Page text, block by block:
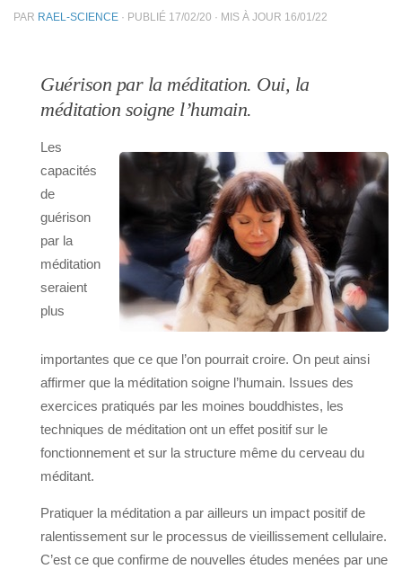
PAR RAEL-SCIENCE · PUBLIÉ 17/02/20 · MIS À JOUR 16/01/22
Guérison par la méditation. Oui, la
méditation soigne l’humain.
Les
capacités
de
guérison
par la
méditation
seraient
plus
importantes que ce que l’on pourrait croire. On peut ainsi
affirmer que la méditation soigne l’humain. Issues des
exercices pratiqués par les moines bouddhistes, les
techniques de méditation ont un effet positif sur le
fonctionnement et sur la structure même du cerveau du
méditant.
Pratiquer la méditation a par ailleurs un impact positif de
ralentissement sur le processus de vieillissement cellulaire.
C’est ce que confirme de nouvelles études menées par une